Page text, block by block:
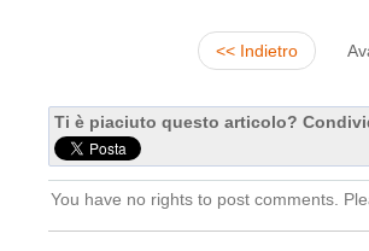
<< Indietro
Ti è piaciuto questo articolo?
You have no rights to post comments.